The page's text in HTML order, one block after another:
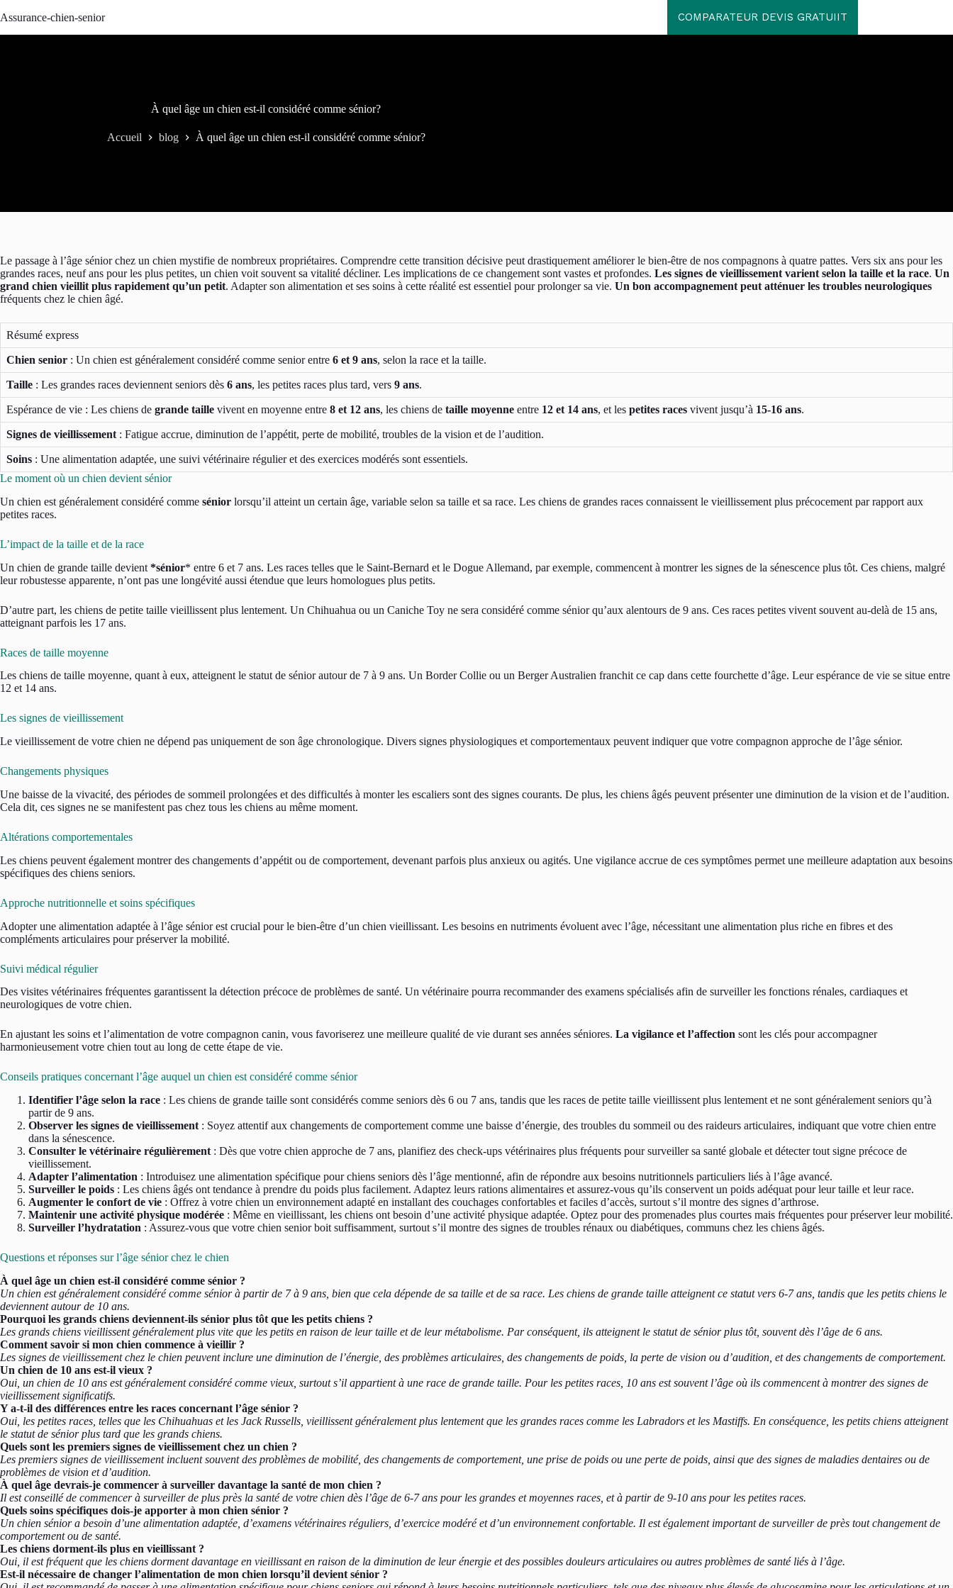
au
Assurance-chien-senior COMPARATEUR DEVIS GRATUIIT
À quel âge un chien est-il considéré comme sénior?
Accueil blog À quel âge un chien est-il considéré comme sénior?
Le passage à l’âge sénior chez un chien mystifie de nombreux propriétaires. Comprendre cette transition décisive peut drastiquement améliorer le bien-être de nos compagnons à quatre pattes. Vers six ans pour les
grandes races, neuf ans pour les plus petites, un chien voit souvent sa vitalité décliner. Les implications de ce changement sont vastes et profondes. Les signes de vieillissement varient selon la taille et la race. Un
grand chien vieillit plus rapidement qu’un petit. Adapter son alimentation et ses soins à cette réalité est essentiel pour prolonger sa vie. Un bon accompagnement peut atténuer les troubles neurologiques
fréquents chez le chien âgé.
Résumé express
Chien senior : Un chien est généralement considéré comme senior entre 6 et 9 ans, selon la race et la taille.
Taille : Les grandes races deviennent seniors dès 6 ans, les petites races plus tard, vers 9 ans.
Espérance de vie : Les chiens de grande taille vivent en moyenne entre 8 et 12 ans, les chiens de taille moyenne entre 12 et 14 ans, et les petites races vivent jusqu’à 15-16 ans.
Signes de vieillissement : Fatigue accrue, diminution de l’appétit, perte de mobilité, troubles de la vision et de l’audition.
Soins : Une alimentation adaptée, une suivi vétérinaire régulier et des exercices modérés sont essentiels.
Le moment où un chien devient sénior
Un chien est généralement considéré comme sénior lorsqu’il atteint un certain âge, variable selon sa taille et sa race. Les chiens de grandes races connaissent le vieillissement plus précocement par rapport aux
petites races.
L’impact de la taille et de la race
Un chien de grande taille devient *sénior* entre 6 et 7 ans. Les races telles que le Saint-Bernard et le Dogue Allemand, par exemple, commencent à montrer les signes de la sénescence plus tôt. Ces chiens, malgré
leur robustesse apparente, n’ont pas une longévité aussi étendue que leurs homologues plus petits.
D’autre part, les chiens de petite taille vieillissent plus lentement. Un Chihuahua ou un Caniche Toy ne sera considéré comme sénior qu’aux alentours de 9 ans. Ces races petites vivent souvent au-delà de 15 ans,
atteignant parfois les 17 ans.
Races de taille moyenne
Les chiens de taille moyenne, quant à eux, atteignent le statut de sénior autour de 7 à 9 ans. Un Border Collie ou un Berger Australien franchit ce cap dans cette fourchette d’âge. Leur espérance de vie se situe entre
12 et 14 ans.
Les signes de vieillissement
Le vieillissement de votre chien ne dépend pas uniquement de son âge chronologique. Divers signes physiologiques et comportementaux peuvent indiquer que votre compagnon approche de l’âge sénior.
Changements physiques
Une baisse de la vivacité, des périodes de sommeil prolongées et des difficultés à monter les escaliers sont des signes courants. De plus, les chiens âgés peuvent présenter une diminution de la vision et de l’audition.
Cela dit, ces signes ne se manifestent pas chez tous les chiens au même moment.
Altérations comportementales
Les chiens peuvent également montrer des changements d’appétit ou de comportement, devenant parfois plus anxieux ou agités. Une vigilance accrue de ces symptômes permet une meilleure adaptation aux besoins
spécifiques des chiens seniors.
Approche nutritionnelle et soins spécifiques
Adopter une alimentation adaptée à l’âge sénior est crucial pour le bien-être d’un chien vieillissant. Les besoins en nutriments évoluent avec l’âge, nécessitant une alimentation plus riche en fibres et des
compléments articulaires pour préserver la mobilité.
Suivi médical régulier
Des visites vétérinaires fréquentes garantissent la détection précoce de problèmes de santé. Un vétérinaire pourra recommander des examens spécialisés afin de surveiller les fonctions rénales, cardiaques et
neurologiques de votre chien.
En ajustant les soins et l’alimentation de votre compagnon canin, vous favoriserez une meilleure qualité de vie durant ses années séniores. La vigilance et l’affection sont les clés pour accompagner
harmonieusement votre chien tout au long de cette étape de vie.
Conseils pratiques concernant l’âge auquel un chien est considéré comme sénior
Identifier l’âge selon la race : Les chiens de grande taille sont considérés comme seniors dès 6 ou 7 ans, tandis que les races de petite taille vieillissent plus lentement et ne sont généralement seniors qu’à
partir de 9 ans.
Observer les signes de vieillissement : Soyez attentif aux changements de comportement comme une baisse d’énergie, des troubles du sommeil ou des raideurs articulaires, indiquant que votre chien entre
dans la sénescence.
Consulter le vétérinaire régulièrement : Dès que votre chien approche de 7 ans, planifiez des check-ups vétérinaires plus fréquents pour surveiller sa santé globale et détecter tout signe précoce de
vieillissement.
Adapter l’alimentation : Introduisez une alimentation spécifique pour chiens seniors dès l’âge mentionné, afin de répondre aux besoins nutritionnels particuliers liés à l’âge avancé.
Surveiller le poids : Les chiens âgés ont tendance à prendre du poids plus facilement. Adaptez leurs rations alimentaires et assurez-vous qu’ils conservent un poids adéquat pour leur taille et leur race.
Augmenter le confort de vie : Offrez à votre chien un environnement adapté en installant des couchages confortables et faciles d’accès, surtout s’il montre des signes d’arthrose.
Maintenir une activité physique modérée : Même en vieillissant, les chiens ont besoin d’une activité physique adaptée. Optez pour des promenades plus courtes mais fréquentes pour préserver leur mobilité.
Surveiller l’hydratation : Assurez-vous que votre chien senior boit suffisamment, surtout s’il montre des signes de troubles rénaux ou diabétiques, communs chez les chiens âgés.
Questions et réponses sur l’âge sénior chez le chien
À quel âge un chien est-il considéré comme sénior ?
Un chien est généralement considéré comme sénior à partir de 7 à 9 ans, bien que cela dépende de sa taille et de sa race. Les chiens de grande taille atteignent ce statut vers 6-7 ans, tandis que les petits chiens le
deviennent autour de 10 ans.
Pourquoi les grands chiens deviennent-ils sénior plus tôt que les petits chiens ?
Les grands chiens vieillissent généralement plus vite que les petits en raison de leur taille et de leur métabolisme. Par conséquent, ils atteignent le statut de sénior plus tôt, souvent dès l’âge de 6 ans.
Comment savoir si mon chien commence à vieillir ?
Les signes de vieillissement chez le chien peuvent inclure une diminution de l’énergie, des problèmes articulaires, des changements de poids, la perte de vision ou d’audition, et des changements de comportement.
Un chien de 10 ans est-il vieux ?
Oui, un chien de 10 ans est généralement considéré comme vieux, surtout s’il appartient à une race de grande taille. Pour les petites races, 10 ans est souvent l’âge où ils commencent à montrer des signes de
vieillissement significatifs.
Y a-t-il des différences entre les races concernant l’âge sénior ?
Oui, les petites races, telles que les Chihuahuas et les Jack Russells, vieillissent généralement plus lentement que les grandes races comme les Labradors et les Mastiffs. En conséquence, les petits chiens atteignent
le statut de sénior plus tard que les grands chiens.
Quels sont les premiers signes de vieillissement chez un chien ?
Les premiers signes de vieillissement incluent souvent des problèmes de mobilité, des changements de comportement, une prise de poids ou une perte de poids, ainsi que des signes de maladies dentaires ou de
problèmes de vision et d’audition.
À quel âge devrais-je commencer à surveiller davantage la santé de mon chien ?
Il est conseillé de commencer à surveiller de plus près la santé de votre chien dès l’âge de 6-7 ans pour les grandes et moyennes races, et à partir de 9-10 ans pour les petites races.
Quels soins spécifiques dois-je apporter à mon chien sénior ?
Un chien sénior a besoin d’une alimentation adaptée, d’examens vétérinaires réguliers, d’exercice modéré et d’un environnement confortable. Il est également important de surveiller de près tout changement de
comportement ou de santé.
Les chiens dorment-ils plus en vieillissant ?
Oui, il est fréquent que les chiens dorment davantage en vieillissant en raison de la diminution de leur énergie et des possibles douleurs articulaires ou autres problèmes de santé liés à l’âge.
Est-il nécessaire de changer l’alimentation de mon chien lorsqu’il devient sénior ?